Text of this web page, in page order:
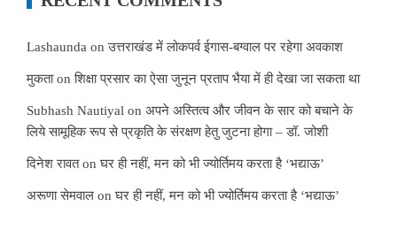
Lashaunda onउत्तराखंड में लोकपर्व ईगास-बग्वाल पर रहेगा अवकाश
मुकताonशिक्षा प्रसार का ऐसा जुनून प्रताप भैया में ही देखा जा सकता था
Subhash Nautiyal on अपने अस्तित्व और जीवन के सार को बचाने के
लिये सामूहिक रूप से प्रकृति के संरक्षण हेतु जुटना होगा – डॉ. जोशी
दिनेश रावतonघर ही नहीं, मन को भी ज्योर्तिमय करता है ‘भद्याऊ’
अरूणा सेमवाल onघर ही नहीं, मन को भी ज्योर्तिमय करता है ‘भद्याऊ’